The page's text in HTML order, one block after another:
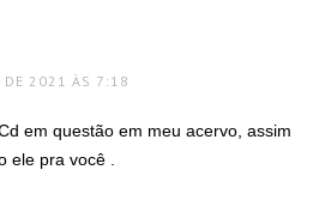
DE 2021 ÀS 7:18
em questão em meu acervo, assim
ele pra você .